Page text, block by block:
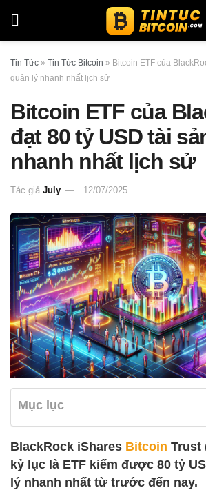
Tin Tức » Tin Tức Bitcoin » Bitcoin ETF của
quản lý nhanh nhất lịch sử
Bitcoin ETF của
đạt 80 tỷ USD tài
nhanh nhất lịch sử
Tác giả July 12/07/2025
Mục lục
BlackRock iShares Bitcoin Trust
kỷ lục là ETF kiếm được 80 tỷ
lý nhanh nhất từ trước đến nay.